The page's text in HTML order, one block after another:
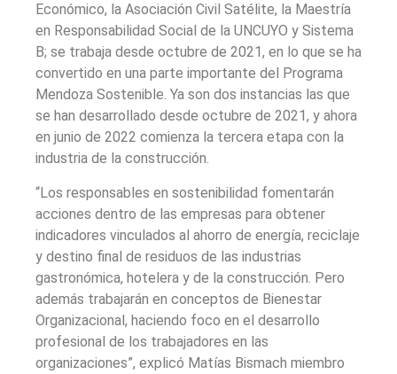
Económico, la Asociación Civil Satélite, la Maestría
en Responsabilidad Social de la UNCUYO y Sistema
B; se trabaja desde octubre de 2021, en lo que se ha
convertido en una parte importante del Programa
Mendoza Sostenible. Ya son dos instancias las que
se han desarrollado desde octubre de 2021, y ahora
en junio de 2022 comienza la tercera etapa con la
industria de la construcción.
“Los responsables en sostenibilidad fomentarán
acciones dentro de las empresas para obtener
indicadores vinculados al ahorro de energía, reciclaje
y destino final de residuos de las industrias
gastronómica, hotelera y de la construcción. Pero
además trabajarán en conceptos de Bienestar
Organizacional, haciendo foco en el desarrollo
profesional de los trabajadores en las
organizaciones”, explicó Matías Bismach miembro